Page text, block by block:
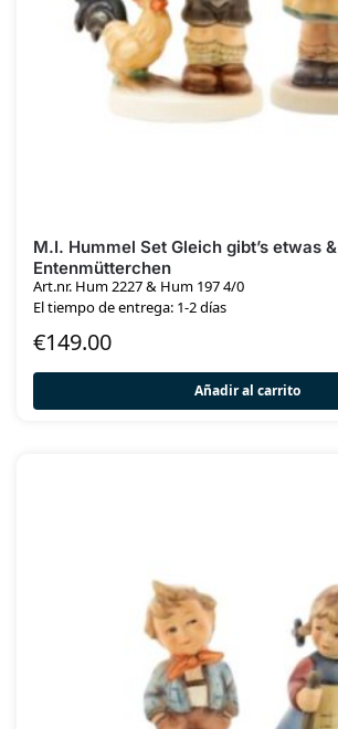
M.I. Hummel Set Gleich gibt’s etwas &
Entenmütterchen
Art.nr. Hum 2227 & Hum 197 4/0
El tiempo de entrega: 1-2 días
€149.00
Añadir al carrito